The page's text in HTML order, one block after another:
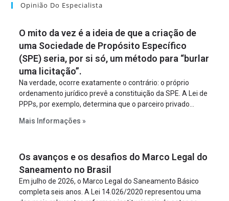
Opinião Do Especialista
O mito da vez é a ideia de que a criação de
uma Sociedade de Propósito Específico
(SPE) seria, por si só, um método para “burlar
uma licitação”.
Na verdade, ocorre exatamente o contrário: o próprio
ordenamento jurídico prevê a constituição da SPE. A Lei de
PPPs, por exemplo, determina que o parceiro privado
empreendimento. Ou seja, a suposta “fraude à licitação” é
projeto a projeto.
Mais Informações »
Os avanços e os desafios do Marco Legal do
Saneamento no Brasil
Em julho de 2026, o Marco Legal do Saneamento Básico
completa seis anos. A Lei 14.026/2020 representou uma